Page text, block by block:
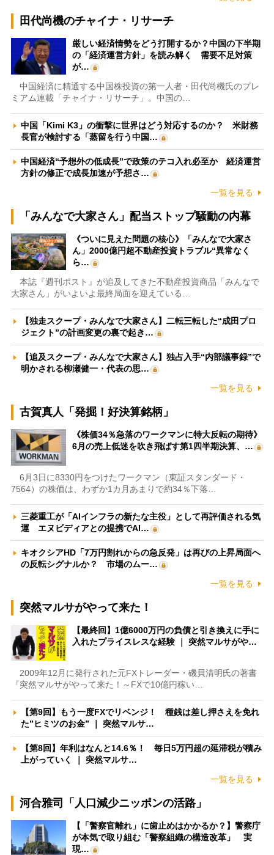
田代尚機のチャイナ・リサーチ
厳しい経済情勢をどう打開するか？中国の下半期
の「経済運営方針」を読み解く 需要不足対策
が…
中国経済に精通する中国株投資の第一人者・田代尚機氏のプレ
ミアム連載「チャイナ・リサーチ」。中国の…
中国「Kimi K3」の衝撃に世界はどう対応するのか？ 米財務
長官が検討する「蒸留を行う中国…
中国経済“予想外の低成長”で政策のテコ入れ必至か 経済運営
方針の修正で成長加速が予想さ…
一覧を見る
「みんなで大家さん」配当ストップ騒動の内幕
《ついに見えた問題の核心》「みんなで大家さ
ん」2000億円超不動産投資トラブル“異常なく
ら…
本誌『週刊ポスト』が追及してきた不動産投資商品「みんなで
大家さん」がいよいよ最終局面を迎えている…
【独走スクープ・みんなで大家さん】二転三転した“成田プロ
ジェクト”の計画変更の裏で起き…
【追及スクープ・みんなで大家さん】独占入手“内部議事録”で
明かされる柳瀬健一・代表の思…
一覧を見る
古賀真人「発掘！好決算銘柄」
《株価34％急落のワークマンに特大反転の期待》
6月の売上低迷を吹き飛ばす第1四半期決算、…
6月3日に8330円をつけたワークマン（東証スタンダード・
7564）の株価は、わずか1カ月あまりで約34％下落…
三菱重工が「AIインフラの新たな主役」として再評価される気
運 エヌビディアとの提携でAI…
キオクシアHD「7万円割れからの急反発」は再びの上昇局面へ
の反転シグナルか？ 市場のムー…
一覧を見る
突然マルサがやって来た！
【最終回】1億6000万円の負債と引き換えに手に
入れたプライスレスな経験 ｜ 突然マルサがや…
2009年12月に発行された元FXトレーダー・磯貝清明氏の著書
『突然マルサがやって来た！～FXで10億円稼い…
【第9回】もう一度FXでリベンジ！ 種銭は差し押さえを免れ
た”ヒミツのお金” ｜ 突然マルサ…
【第8回】年利はなんと14.6％！ 毎日5万円超の延滞税が積み
上がっていく ｜ 突然マルサ…
一覧を見る
河合雅司「人口減少ニッポンの活路」
【「警察官離れ」に歯止めはかかるか？】警察庁
が本気で取り組む「警察組織の構造改革」 実
現…